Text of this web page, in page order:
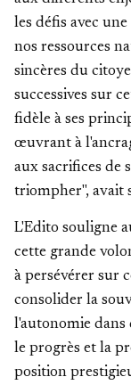
les défis avec
nos ressources
sincères du
successives sur
fidèle à ses
œuvrant à
aux sacrifices de
triompher", avait
L'Edito souligne
cette grande
à persévérer sur
consolider la
l'autonomie dans
le progrès et la
position